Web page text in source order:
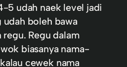
5 udah naek level jadi
udah boleh bawa
Regu dalam
biasanya nama-
cewek nama